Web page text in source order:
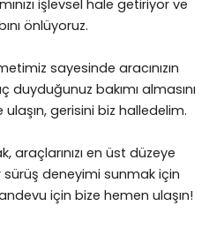
işlevsel hale getiriyor ve
önlüyoruz.
sayesinde aracınızın
duyduğunuz bakımı almasını
gerisini biz halledelim.
araçlarınızı en üst düzeye
sürüş deneyimi sunmak için
için bize hemen ulaşın!